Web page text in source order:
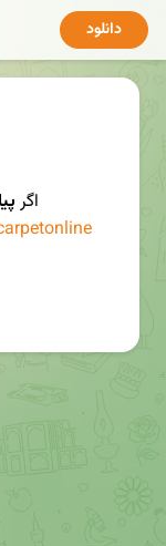
دانلود
اگر